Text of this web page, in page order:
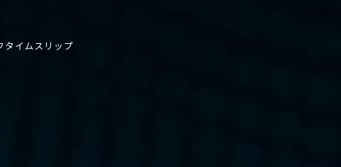
タイムスリップ